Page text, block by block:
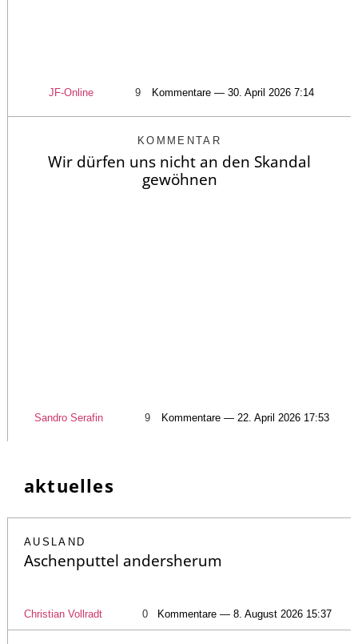
JF-Online 9 Kommentare — 30. April 2026 7:14
KOMMENTAR
Wir dürfen uns nicht an den Skandal
gewöhnen
Sandro Serafin 9 Kommentare — 22. April 2026 17:53
aktuelles
AUSLAND
Aschenputtel andersherum
Christian Vollradt 0 Kommentare — 8. August 2026 15:37